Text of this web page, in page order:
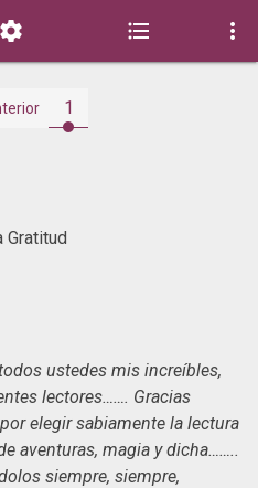
  
1
Gratitud
ustedes mis increíbles,
lectores……. Gracias
elegir sabiamente la lectura
aventuras, magia y dicha……..
siempre, siempre,